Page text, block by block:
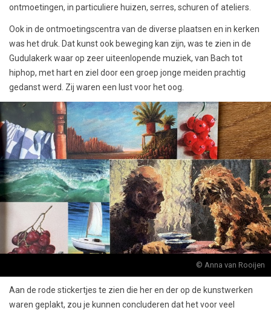
ontmoetingen, in particuliere huizen, serres, schuren of ateliers.
Ook in de ontmoetingscentra van de diverse plaatsen en in kerken
was het druk. Dat kunst ook beweging kan zijn, was te zien in de
Gudulakerk waar op zeer uiteenlopende muziek, van Bach tot
hiphop, met hart en ziel door een groep jonge meiden prachtig
gedanst werd. Zij waren een lust voor het oog.
© Anna van Rooijen
Aan de rode stickertjes te zien die her en der op de kunstwerken
waren geplakt, zou je kunnen concluderen dat het voor veel